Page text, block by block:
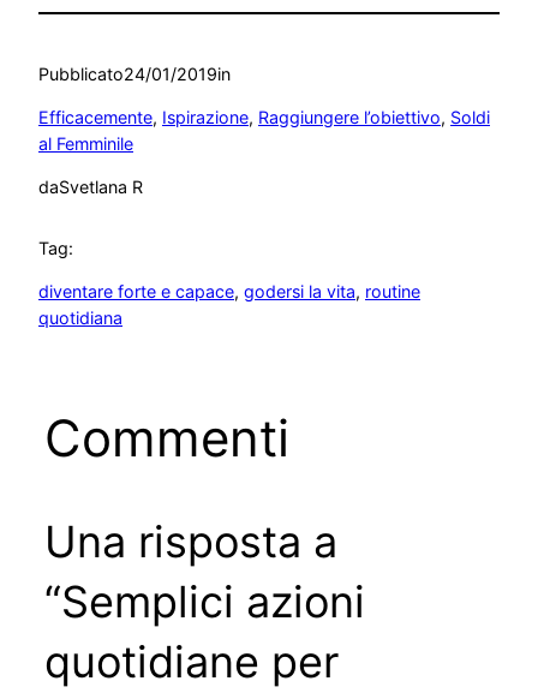
Pubblicato24/01/2019in
Efficacemente, Ispirazione, Raggiungere l’obiettivo, Soldi
al Femminile
daSvetlana R
Tag:
diventare forte e capace, godersi la vita, routine
quotidiana
Commenti
Una risposta a
“Semplici azioni
quotidiane per